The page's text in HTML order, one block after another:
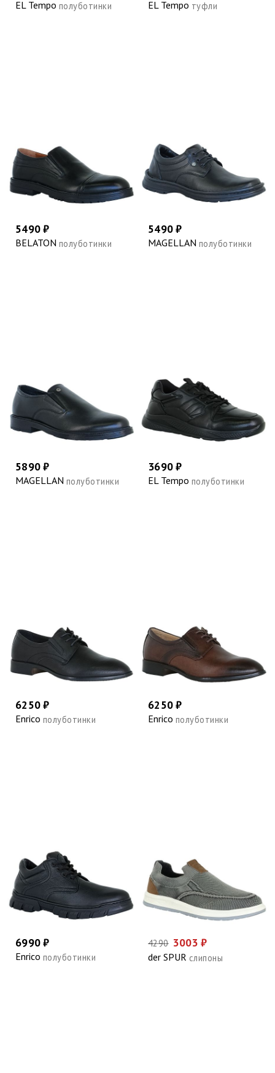
EL Tempo полуботинки EL Tempo туфли
5490 ₽
BELATON полуботинки
5490 ₽
MAGELLAN полуботинки
5890 ₽
MAGELLAN полуботинки
3690 ₽
EL Tempo полуботинки
6250 ₽
Enrico полуботинки
6250 ₽
Enrico полуботинки
6990 ₽
Enrico полуботинки
4290 3003 ₽
der SPUR слипоны